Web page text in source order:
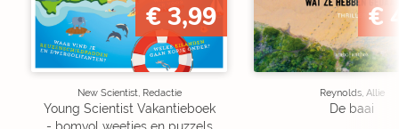
€ 3,99
New Scientist, Redactie
Young Scientist Vakantieboek
€
Reynolds, Allie
De baai